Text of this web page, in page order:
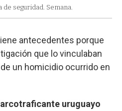
seguridad. Semana.
antecedentes porque
que lo vinculaban
un homicidio ocurrido en
uruguayo